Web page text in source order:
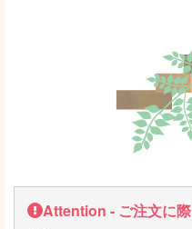
Attention - ご注文に